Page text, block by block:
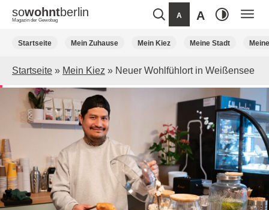
sowohntberlin
Magazin der Gewobag
A A
Startseite Mein Zuhause Mein Kiez Meine Stadt
Startseite » Mein Kiez » Neuer Wohlfühlort in Weißensee